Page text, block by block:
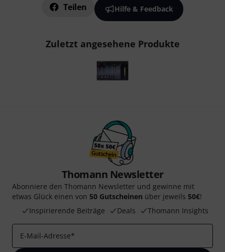
Teilen Hilfe & Feedback
Zuletzt angesehene Produkte
Thomann Newsletter
Abonniere den Thomann Newsletter und gewinne mit
etwas Glück einen von 50 Gutscheinen über jeweils 50€!
Inspirierende Beiträge
Deals Thomann Insights
E-Mail-Adresse*